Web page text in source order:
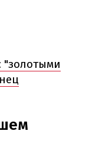
"золотыми